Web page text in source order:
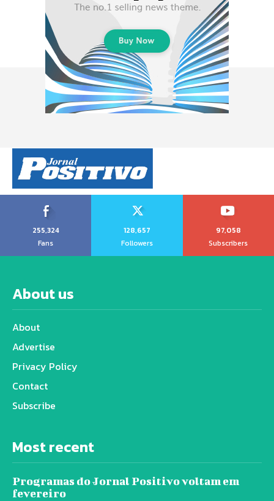
255,324
Fans
128,657
Followers
97,058
Subscribers
About us
About
Advertise
Privacy Policy
Contact
Subscribe
Most recent
Programas do Jornal Positivo voltam em
fevereiro